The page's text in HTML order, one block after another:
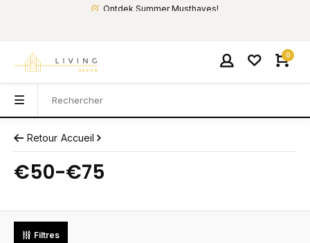
Ontdek Summer Musthaves!
0
Retour Accueil
€50-€75
Filtres